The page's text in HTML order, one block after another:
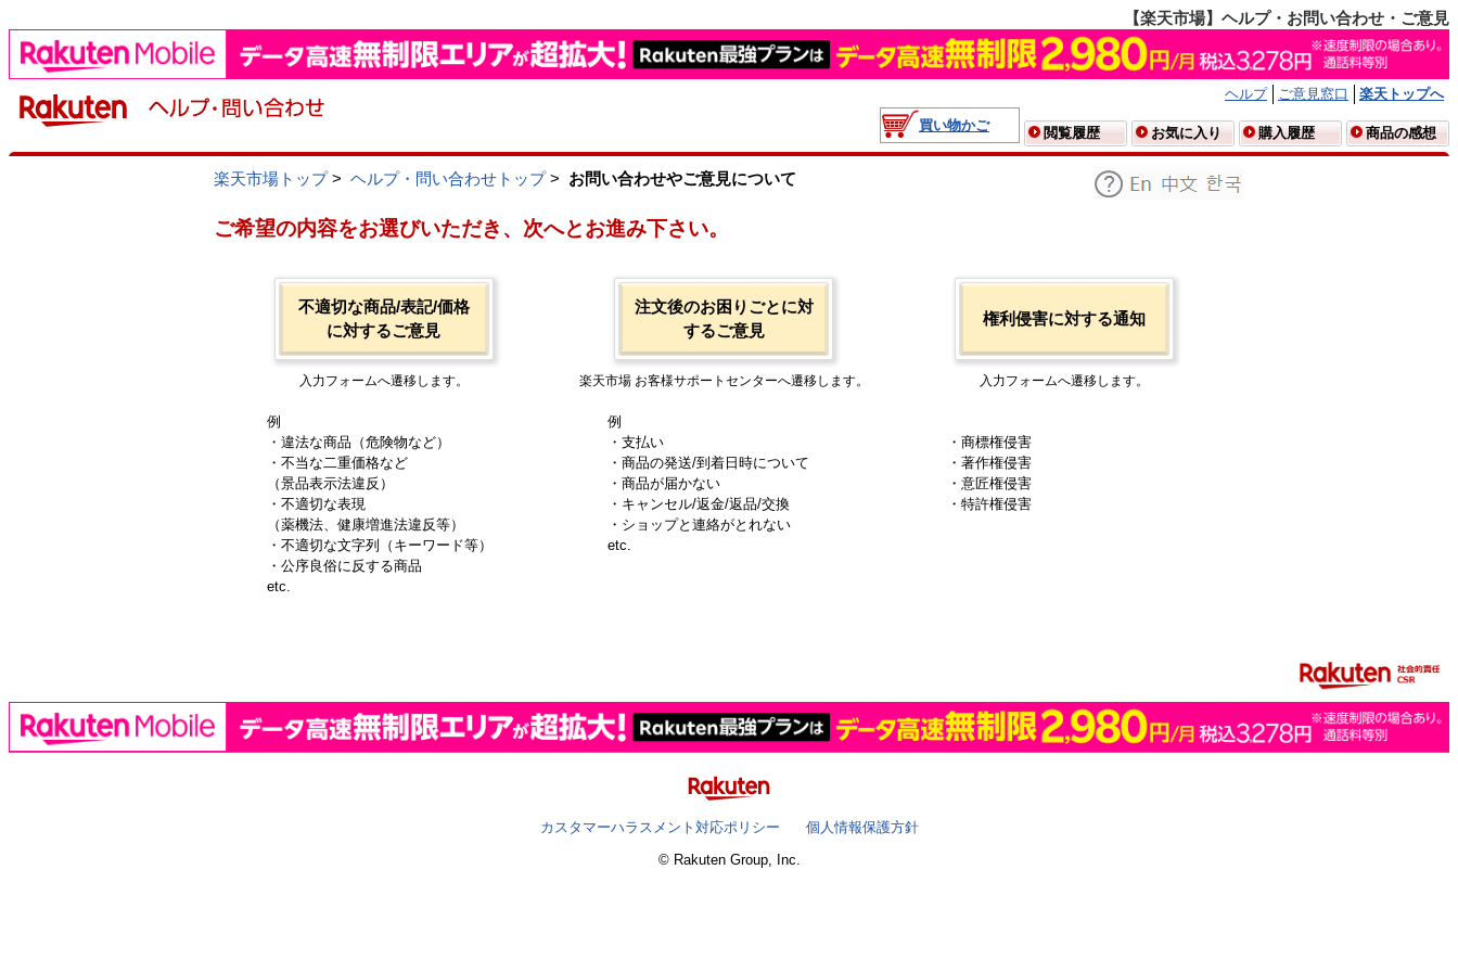
【楽天市場】ヘルプ・お問い合わせ・ご意見
ヘルプ ご意見窓口
楽天トップへ
買い物かご
閲覧履歴 お気に入り 購入履歴 商品の感想
楽天市場トップ> ヘルプ・問い合わせトップ> お問い合わせやご意見について
ご希望の内容をお選びいただき、次へとお進み下さい。
不適切な商品/表記/価格
に対するご意見
入力フォームへ遷移します。
例
・違法な商品（危険物など）
・不当な二重価格など
（景品表示法違反）
・不適切な表現
（薬機法、健康増進法違反等）
・不適切な文字列（キーワード等）
・公序良俗に反する商品
etc.
注文後のお困りごとに対
するご意見
楽天市場 お客様サポートセンターへ遷移します。
例
・支払い
・商品の発送/到着日時について
・商品が届かない
・キャンセル/返金/返品/交換
・ショップと連絡がとれない
etc.
権利侵害に対する通知
入力フォームへ遷移します。
・商標権侵害
・著作権侵害
・意匠権侵害
・特許権侵害
カスタマーハラスメント対応ポリシー
個人情報保護方針
© Rakuten Group, Inc.